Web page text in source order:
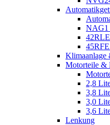
NAG1
Klimaanlage
Motorteile &
2,8
3,8
3,0
3,6
Lenkung